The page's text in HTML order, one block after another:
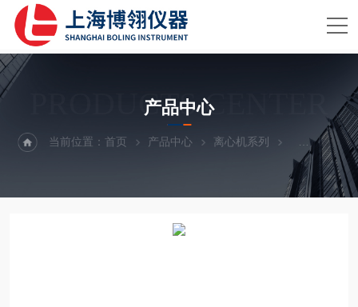
PRODUCTS CENTER
产品中心
当前位置：首页 产品中心 离心机系列 高速离心机